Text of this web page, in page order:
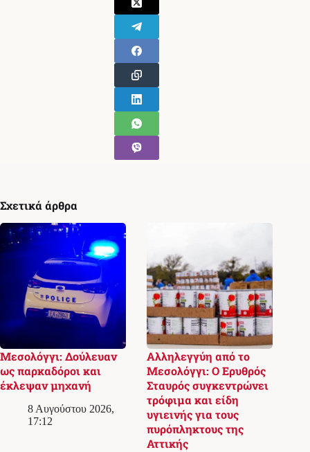
Σχετικά άρθρα
Μεσολόγγι: Δούλευαν
ως παρκαδόροι και
έκλεψαν μηχανή
8 Αυγούστου 2026,
17:12
Αλληλεγγύη από το
Μεσολόγγι: Ο Ερυθρός
Σταυρός συγκεντρώνει
τρόφιμα και είδη
υγιεινής για τους
πυρόπληκτους της
Αττικής